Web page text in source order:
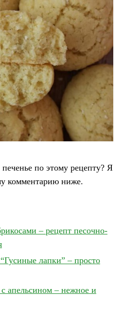
по этому рецепту? Я
комментарию ниже.
– рецепт песочно-
лапки” – просто
апельсином – нежное и